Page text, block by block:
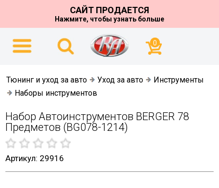
САЙТ ПРОДАЕТСЯ
Нажмите, чтобы узнать больше
0
Тюнинг и уход за авто Уход за авто
Инструменты
Наборы инструментов
Набор Автоинструментов BERGER 78
Предметов (BG078-1214)
Артикул: 29916